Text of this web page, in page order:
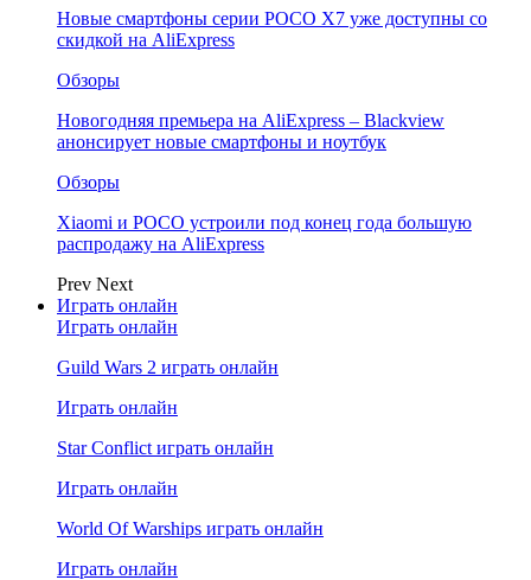
Новые смартфоны серии POCO X7 уже доступны со
скидкой на AliExpress
Обзоры
Новогодняя премьера на AliExpress – Blackview
анонсирует новые смартфоны и ноутбук
Обзоры
Xiaomi и POCO устроили под конец года большую
распродажу на AliExpress
Prev Next
Играть онлайн
Играть онлайн
Guild Wars 2 играть онлайн
Играть онлайн
Star Conflict играть онлайн
Играть онлайн
World Of Warships играть онлайн
Играть онлайн